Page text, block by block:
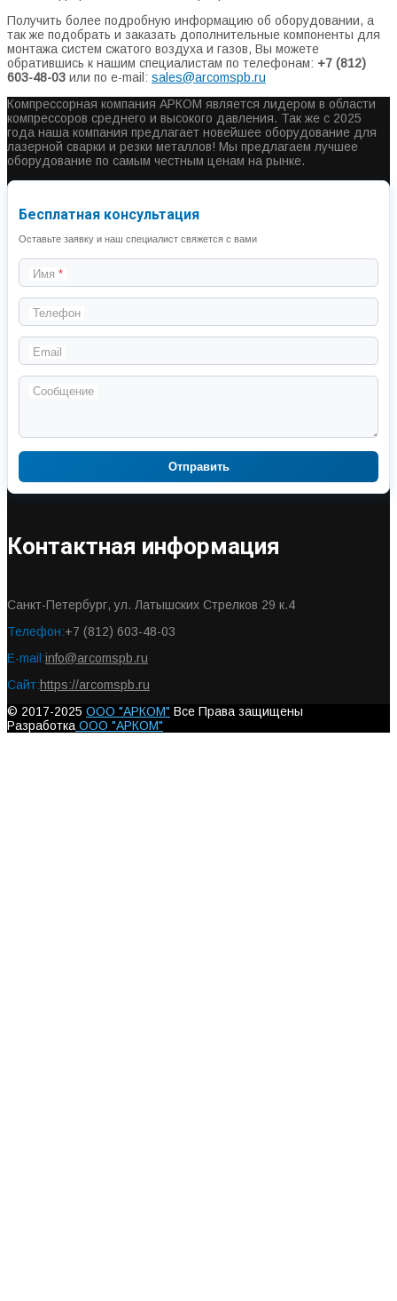
Получить более подробную информацию об оборудовании, а
так же подобрать и заказать дополнительные компоненты для
монтажа систем сжатого воздуха и газов, Вы можете
обратившись к нашим специалистам по телефонам: +7 (812)
603-48-03 или по e-mail: sales@arcomspb.ru
Компрессорная компания АРКОМ является лидером в области
компрессоров среднего и высокого давления. Так же с 2025
года наша компания предлагает новейшее оборудование для
лазерной сварки и резки металлов! Мы предлагаем лучшее
оборудование по самым честным ценам на рынке.
Бесплатная консультация
Оставьте заявку и наш специалист свяжется с вами
Имя
Телефон
Email
Сообщение
Отправить
Контактная информация
Санкт-Петербург, ул. Латышских Стрелков 29 к.4
Телефон:+7 (812) 603-48-03
E-mail:info@arcomspb.ru
Сайт:https://arcomspb.ru
© 2017-2025 ООО "АРКОМ" Все Права защищены
Разработка ООО "АРКОМ"